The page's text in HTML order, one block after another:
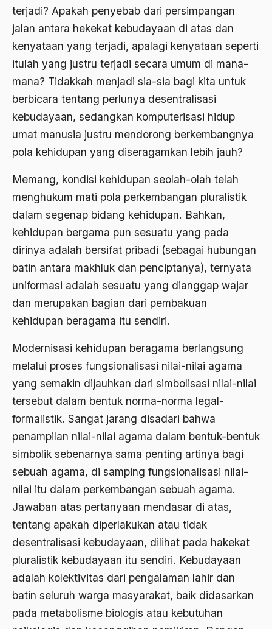
terjadi? Apakah penyebab dari persimpangan
jalan antara hekekat kebudayaan di atas dan
kenyataan yang terjadi, apalagi kenyataan seperti
itulah yang justru terjadi secara umum di mana-
mana? Tidakkah menjadi sia-sia bagi kita untuk
berbicara tentang perlunya desentralisasi
kebudayaan, sedangkan komputerisasi hidup
umat manusia justru mendorong berkembangnya
pola kehidupan yang diseragamkan lebih jauh?
Memang, kondisi kehidupan seolah-olah telah
menghukum mati pola perkembangan pluralistik
dalam segenap bidang kehidupan. Bahkan,
kehidupan bergama pun sesuatu yang pada
dirinya adalah bersifat pribadi (sebagai hubungan
batin antara makhluk dan penciptanya), ternyata
uniformasi adalah sesuatu yang dianggap wajar
dan merupakan bagian dari pembakuan
kehidupan beragama itu sendiri.
Modernisasi kehidupan beragama berlangsung
melalui proses fungsionalisasi nilai-nilai agama
yang semakin dijauhkan dari simbolisasi nilai-nilai
tersebut dalam bentuk norma-norma legal-
formalistik. Sangat jarang disadari bahwa
penampilan nilai-nilai agama dalam bentuk-bentuk
simbolik sebenarnya sama penting artinya bagi
sebuah agama, di samping fungsionalisasi nilai-
nilai itu dalam perkembangan sebuah agama.
Jawaban atas pertanyaan mendasar di atas,
tentang apakah diperlakukan atau tidak
desentralisasi kebudayaan, dilihat pada hakekat
pluralistik kebudayaan itu sendiri. Kebudayaan
adalah kolektivitas dari pengalaman lahir dan
batin seluruh warga masyarakat, baik didasarkan
pada metabolisme biologis atau kebutuhan
Agama dan Pemerintah
Agama dan Politik
Agama dan Praktis
Agama Demokrasi
Agama di Asia
Agama Inovasi
Agama Islam
agama populer
Agama Terang
Agamawan
Agenda Nasional
Agraria
agraris
Agum Gumelar
Agus Miftah
Ahimsa
Ahli
ahli fikih
Ahli Ilmu Agama
Ahli waris
Ahlussunnah
Ahlussunnah Wal jamaah